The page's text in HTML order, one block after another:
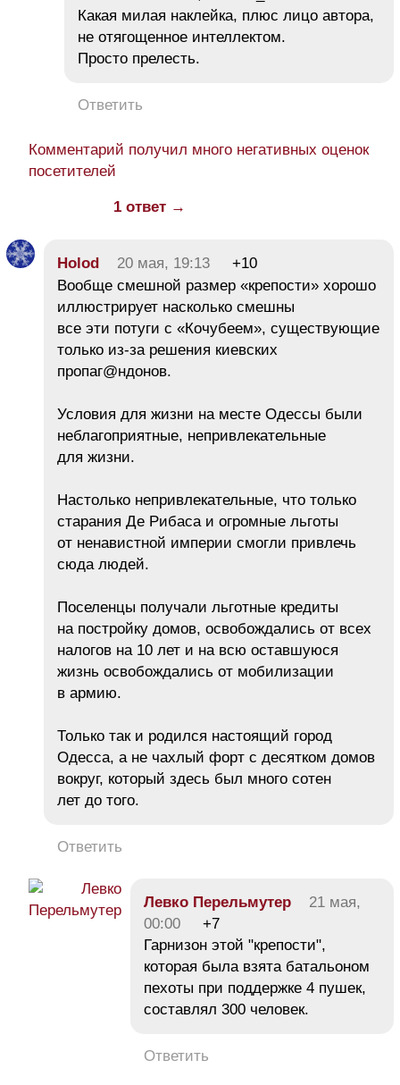
Какая милая наклейка, плюс лицо автора,
не отягощенное интеллектом.
Просто прелесть.
Ответить
Комментарий получил много негативных оценок
посетителей
1 ответ →
Holod 20 мая, 19:13
+10
Вообще смешной размер «крепости» хорошо
иллюстрирует насколько смешны
все эти потуги с «Кочубеем», существующие
только из-за решения киевских
пропаг@ндонов.
Условия для жизни на месте Одессы были
неблагоприятные, непривлекательные
для жизни.
Настолько непривлекательные, что только
старания Де Рибаса и огромные льготы
от ненавистной империи смогли привлечь
сюда людей.
Поселенцы получали льготные кредиты
на постройку домов, освобождались от всех
налогов на 10 лет и на всю оставшуюся
жизнь освобождались от мобилизации
в армию.
Только так и родился настоящий город
Одесса, а не чахлый форт с десятком домов
вокруг, который здесь был много сотен
лет до того.
Ответить
Левко Перельмутер
21 мая,
00:00
+7
Гарнизон этой "крепости",
которая была взята батальоном
пехоты при поддержке 4 пушек,
составлял 300 человек.
Ответить